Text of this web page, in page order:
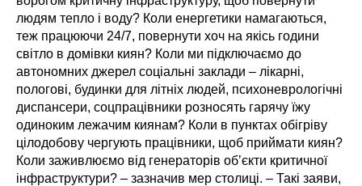
людям тепло і воду? Коли енергетики намагаються,
теж працюючи 24/7, повернути хоч на якісь години
світло в домівки киян? Коли ми підключаємо до
автономних джерел соціальні заклади – лікарні,
пологові, будинки для літніх людей, психоневрологічні
диспансери, соцпрацівники розносять гарячу їжу
одиноким лежачим киянам? Коли в пунктах обігріву
цілодобову чергують працівники, щоб приймати киян?
Коли заживлюємо від генераторів обʼєкти критичної
інфраструктури? – зазначив мер столиці. – Такі заяви,